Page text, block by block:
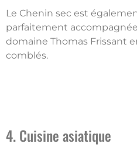
Le Chenin sec est
parfaitement
domaine Thomas Frissant
comblés.
4. Cuisine asiatique